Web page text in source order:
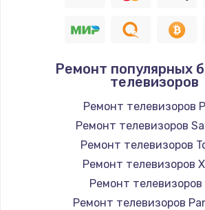
Заказать
Программный ремонт/
Замена Bluetooth/Wi-Fi
Заказать
Ремонт популярных
телевизоров
Ремонт телевизоров
Ремонт телевизоров
Ремонт телевизоров
Ремонт телевизоров
Ремонт телевизоров
Ремонт телевизоров